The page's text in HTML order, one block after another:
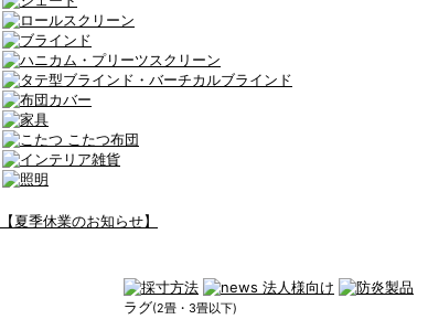
【夏季休業のお知らせ】
ラグ(2畳・3畳以下)